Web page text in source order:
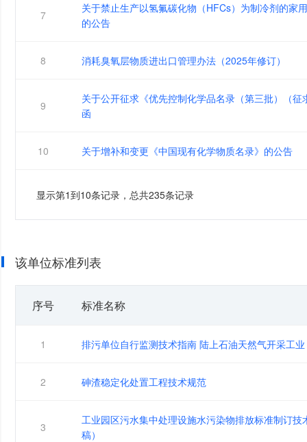
7
关于禁止生产以氢氟碳化物（HFCs）为制冷剂的家
的公告
8 消耗臭氧层物质进出口管理办法（2025年修订）
9
关于公开征求《优先控制化学品名录（第三批）（征
函
10 关于增补和变更《中国现有化学物质名录》的公告
显示第1到10条记录，总共235条记录
该单位标准列表
序号 标准名称
1 排污单位自行监测技术指南 陆上石油天然气开采工业
2 砷渣稳定化处置工程技术规范
3
工业园区污水集中处理设施水污染物排放标准制订技
稿）